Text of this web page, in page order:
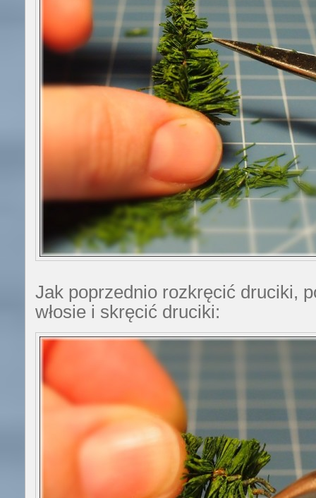
Jak poprzednio rozkręcić druciki,
włosie i skręcić druciki: